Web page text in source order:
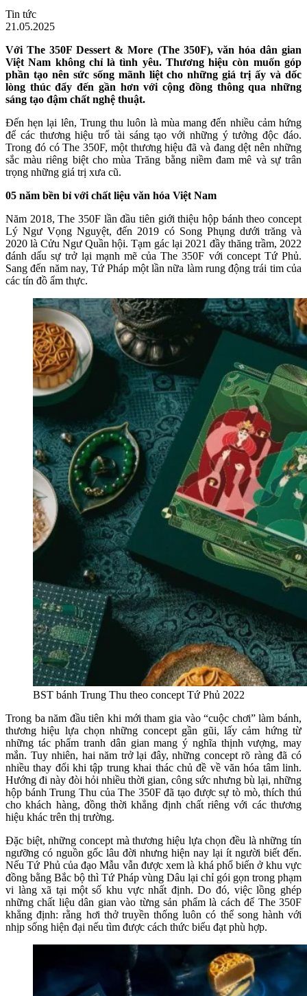
Tin tức
21.05.2025
Với The 350F Dessert & More (The 350F), văn hóa dân gian
Việt Nam không chỉ là tình yêu. Thương hiệu còn muốn góp
phần tạo nên sức sống mãnh liệt cho những giá trị ấy và dốc
lòng thúc đẩy đến gần hơn với cộng đồng thông qua những
sáng tạo đậm chất nghệ thuật.
Đến hẹn lại lên, Trung thu luôn là mùa mang đến nhiều cảm hứng
để các thương hiệu trổ tài sáng tạo với những ý tưởng độc đáo.
Trong đó có The 350F, một thương hiệu đã và đang dệt nên những
sắc màu riêng biệt cho mùa Trăng bằng niềm đam mê và sự trân
trọng những giá trị xưa cũ.
05 năm bền bỉ với chất liệu văn hóa Việt Nam
Năm 2018, The 350F lần đầu tiên giới thiệu hộp bánh theo concept
Lý Ngư Vọng Nguyệt, đến 2019 có Song Phụng dưới trăng và
2020 là Cửu Ngư Quần hội. Tạm gác lại 2021 đầy thăng trầm, 2022
đánh dấu sự trở lại mạnh mẽ của The 350F với concept Tứ Phủ.
Sang đến năm nay, Tứ Pháp một lần nữa làm rung động trái tim của
các tín đồ ẩm thực.
BST bánh Trung Thu theo concept Tứ Phủ 2022
Trong ba năm đầu tiên khi mới tham gia vào “cuộc chơi” làm bánh,
thương hiệu lựa chọn những concept gần gũi, lấy cảm hứng từ
những tác phẩm tranh dân gian mang ý nghĩa thịnh vượng, may
mắn. Tuy nhiên, hai năm trở lại đây, những concept rõ ràng đã có
nhiều thay đổi khi tập trung khai thác chủ đề về văn hóa tâm linh.
Hướng đi này đòi hỏi nhiều thời gian, công sức nhưng bù lại, những
hộp bánh Trung Thu của The 350F đã tạo được sự tò mò, thích thú
cho khách hàng, đồng thời khẳng định chất riêng với các thương
hiệu khác trên thị trường.
Đặc biệt, những concept mà thương hiệu lựa chọn đều là những tín
ngưỡng có nguồn gốc lâu đời nhưng hiện nay lại ít người biết đến.
Nếu Tứ Phủ của đạo Mẫu vẫn được xem là khá phổ biến ở khu vực
đồng bằng Bắc bộ thì Tứ Pháp vùng Dâu lại chỉ gói gọn trong phạm
vi làng xã tại một số khu vực nhất định. Do đó, việc lồng ghép
những chất liệu dân gian vào từng sản phẩm là cách để The 350F
khẳng định: rằng hơi thở truyền thống luôn có thể song hành với
nhịp sống hiện đại nếu tìm được cách thức biểu đạt phù hợp.